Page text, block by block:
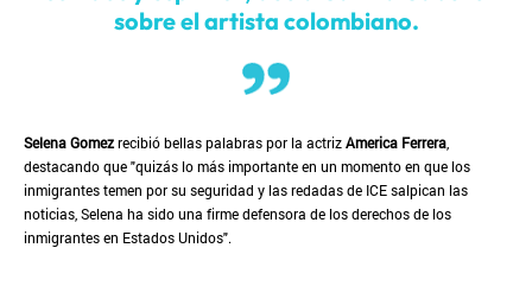
sobre el artista colombiano.
Selena Gomezrecibió bellas palabras por la actrizAmerica Ferrera
destacando que "quizás lo más importante en un momento en que los
inmigrantes temen por su seguridad y las redadas de ICE salpican las
noticias, Selena ha sido una firme defensora de los derechos de los
inmigrantes en Estados Unidos".